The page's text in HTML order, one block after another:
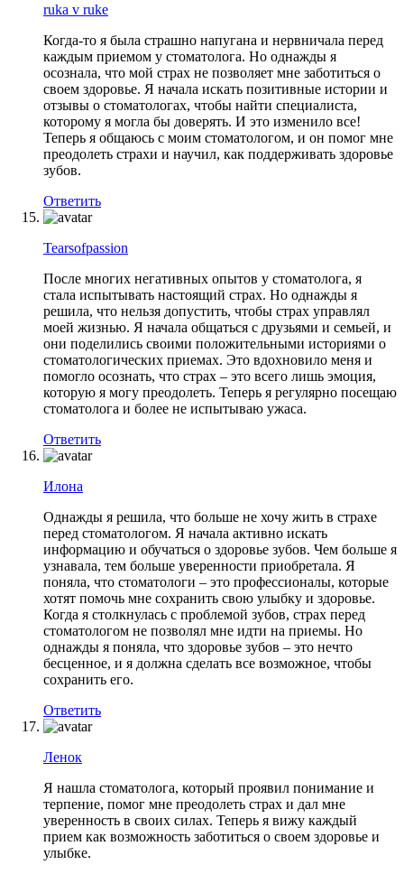
ruka v ruke
Когда-то я была страшно напугана и нервничала перед
каждым приемом у стоматолога. Но однажды я
осознала, что мой страх не позволяет мне заботиться о
своем здоровье. Я начала искать позитивные истории и
отзывы о стоматологах, чтобы найти специалиста,
которому я могла бы доверять. И это изменило все!
Теперь я общаюсь с моим стоматологом, и он помог мне
преодолеть страхи и научил, как поддерживать здоровье
зубов.
Ответить
Tearsofpassion
После многих негативных опытов у стоматолога, я
стала испытывать настоящий страх. Но однажды я
решила, что нельзя допустить, чтобы страх управлял
моей жизнью. Я начала общаться с друзьями и семьей, и
они поделились своими положительными историями о
стоматологических приемах. Это вдохновило меня и
помогло осознать, что страх – это всего лишь эмоция,
которую я могу преодолеть. Теперь я регулярно посещаю
стоматолога и более не испытываю ужаса.
Ответить
Илона
Однажды я решила, что больше не хочу жить в страхе
перед стоматологом. Я начала активно искать
информацию и обучаться о здоровье зубов. Чем больше я
узнавала, тем больше уверенности приобретала. Я
поняла, что стоматологи – это профессионалы, которые
хотят помочь мне сохранить свою улыбку и здоровье.
Когда я столкнулась с проблемой зубов, страх перед
стоматологом не позволял мне идти на приемы. Но
однажды я поняла, что здоровье зубов – это нечто
бесценное, и я должна сделать все возможное, чтобы
сохранить его.
Ответить
Ленок
Я нашла стоматолога, который проявил понимание и
терпение, помог мне преодолеть страх и дал мне
уверенность в своих силах. Теперь я вижу каждый
прием как возможность заботиться о своем здоровье и
улыбке.